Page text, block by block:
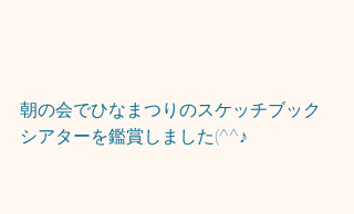
朝の会でひなまつりのスケッチブック
シアターを鑑賞しました(^^♪